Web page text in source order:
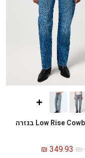
ג'ינס Low Rise Cowboy בגזרה
₪
₪ 349.93